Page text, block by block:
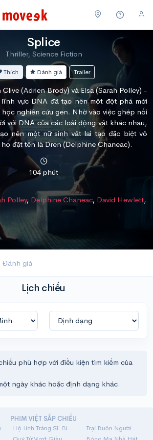
Splice
Thriller, Science Fiction
Thích Đánh giá Trailer
(Adrien Brody) và Elsa (Sarah Polley) -
lĩnh vực DNA đã tạo nên một đột phá mới
nghiên cứu gen. Nhờ vào việc ghép nối
với DNA của các loài động vật khác nhau,
nên một nữ sinh vật lai tạo đặc biệt vô
đặt tên là Dren (Delphine Chaneac).
104 phút
Polley, Delphine Chaneac, David Hewlett,
Đánh giá
Lịch chiếu
phù hợp với điều kiện tìm kiếm của
ngày khác hoặc định dạng khác.
PHIM VIỆT SẮP CHIẾU
Hộ Linh Tráng Sĩ: Bí Ẩn Mộ Vua Đinh
Trại Buôn Người